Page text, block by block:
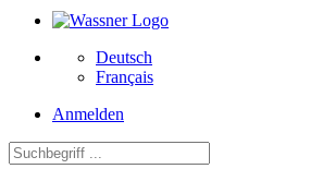
Deutsch
Français
Anmelden